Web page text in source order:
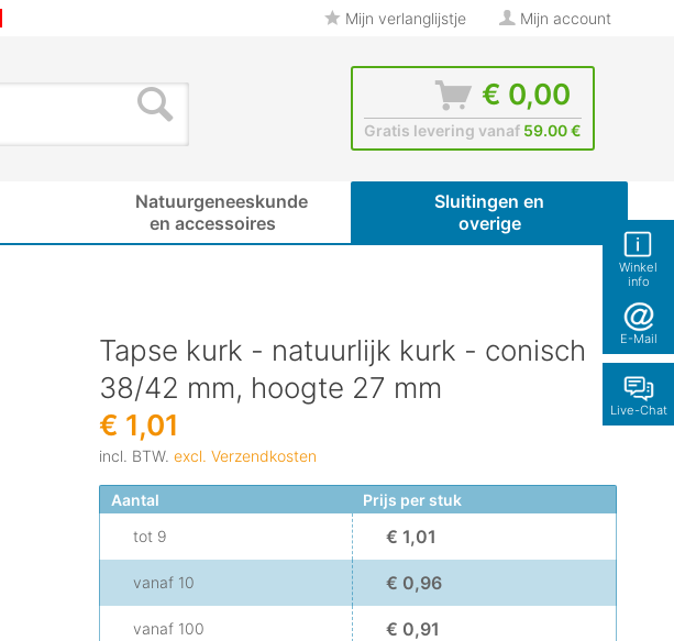
Winkel
info
E-Mail
Live-Chat
Mijn verlanglijstje Mijn account
€ 0,00
Gratis levering vanaf 59.00 €
Natuurgeneeskunde
en accessoires
Sluitingen en
overige
Tapse kurk - natuurlijk kurk - conisch
38/42 mm, hoogte 27 mm
€ 1,01
incl. BTW. excl. Verzendkosten
Aantal
Prijs per stuk
tot 9 € 1,01
vanaf 10 € 0,96
vanaf 100 € 0,91